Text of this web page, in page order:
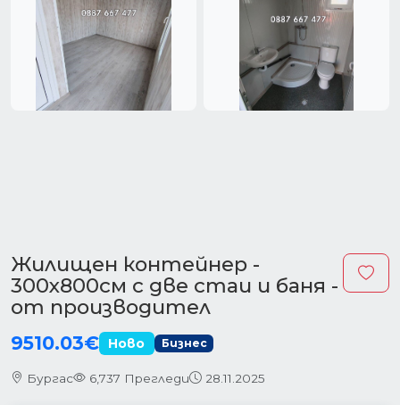
Жилищен контейнер -
300х800см с две стаи и баня -
от производител
9510.03€ Ново Бизнес
Бургас 6,737 Прегледи 28.11.2025